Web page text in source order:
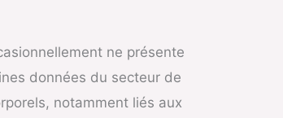
ne présente
données du secteur de
notamment liés aux